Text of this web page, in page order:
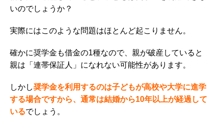
いのでしょうか？
実際にはこのような問題はほとんど起こりません。
確かに奨学金も借金の1種なので、親が破産していると
親は「連帯保証人」になれない可能性があります。
しかし奨学金を利用するのは子どもが高校や大学に進学
する場合ですから、通常は結婚から10年以上が経過して
いるでしょう。